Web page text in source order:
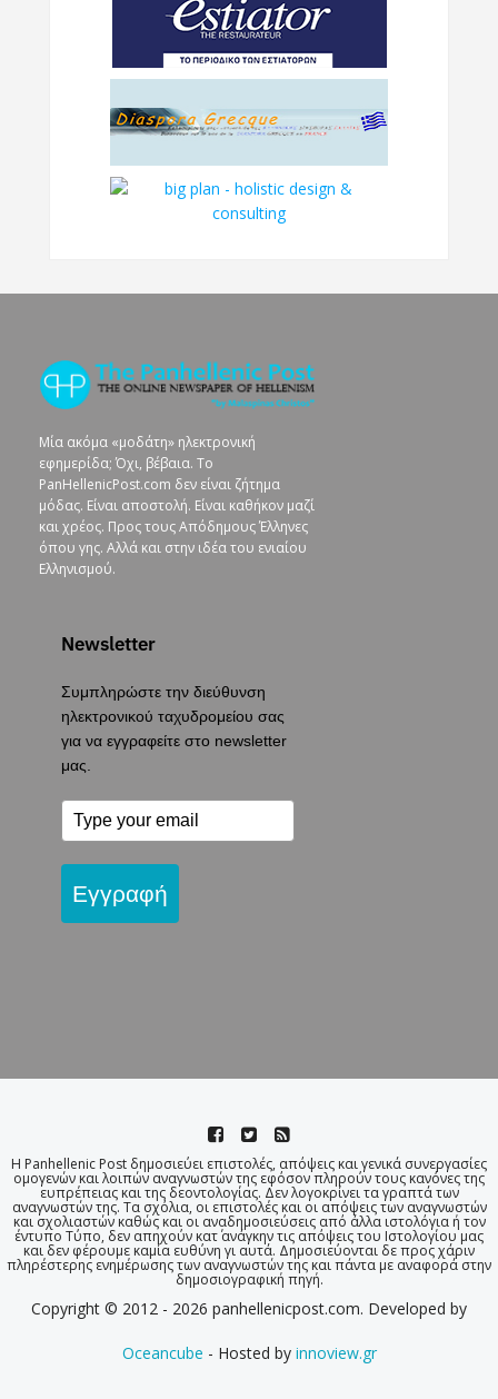
Μία ακόμα «μοδάτη» ηλεκτρονική
εφημερίδα; Όχι, βέβαια. To
PanHellenicPost.com δεν είναι ζήτημα
μόδας. Είναι αποστολή. Είναι καθήκον μαζί
και χρέος. Προς τους Απόδημους Έλληνες
όπου γης. Αλλά και στην ιδέα του ενιαίου
Ελληνισμού.
Newsletter
Συμπληρώστε την διεύθυνση
ηλεκτρονικού ταχυδρομείου σας
για να εγγραφείτε στο newsletter
μας.
Εγγραφή
Η Panhellenic Post δημοσιεύει επιστολές, απόψεις και γενικά συνεργασίες
ομογενών και λοιπών αναγνωστών της εφόσον πληρούν τους κανόνες της
ευπρέπειας και της δεοντολογίας. Δεν λογοκρίνει τα γραπτά των
αναγνωστών της. Τα σχόλια, οι επιστολές και οι απόψεις των αναγνωστών
και σχολιαστών καθώς και οι αναδημοσιεύσεις από άλλα ιστολόγια ή τον
έντυπο Τύπο, δεν απηχούν κατ΄ ανάγκην τις απόψεις του Ιστολογίου μας
και δεν φέρουμε καμία ευθύνη γι αυτά. Δημοσιεύονται δε προς χάριν
πληρέστερης ενημέρωσης των αναγνωστών της και πάντα με αναφορά στην
δημοσιογραφική πηγή.
Copyright © 2012 - 2026 panhellenicpost.com. Developed by
Oceancube - Hosted by innoview.gr